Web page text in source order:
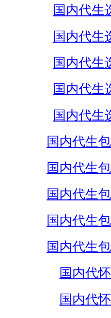
国内代生
国内代生
国内代生
国内代生
国内代生
国内代生
国内代生
国内代生
国内代生
国内代生
国内代
国内代